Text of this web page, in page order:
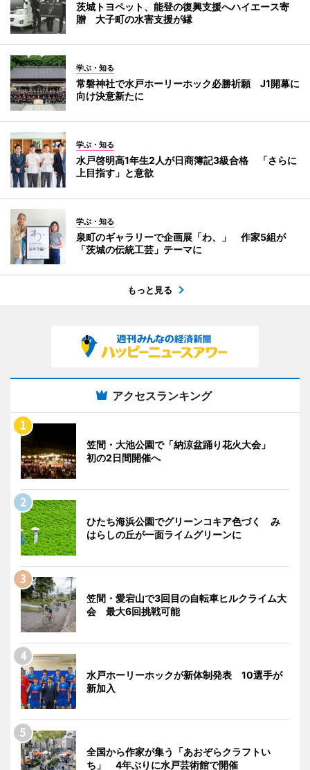
茨城トヨペット、能登の復興支援へハイエース寄
贈 大子町の水害支援が縁
学ぶ・知る
常磐神社で水戸ホーリーホック必勝祈願 J1開幕に
向け決意新たに
学ぶ・知る
水戸啓明高1年生2人が日商簿記3級合格 「さらに
上目指す」と意欲
学ぶ・知る
泉町のギャラリーで企画展「わ、」 作家5組が
「茨城の伝統工芸」テーマに
もっと見る
アクセスランキング
笠間・大池公園で「納涼盆踊り花火大会」
初の2日間開催へ
ひたち海浜公園でグリーンコキア色づく み
はらしの丘が一面ライムグリーンに
笠間・愛宕山で3回目の自転車ヒルクライム大
会 最大6回挑戦可能
水戸ホーリーホックが新体制発表 10選手が
新加入
全国から作家が集う「あおぞらクラフトい
ち」 4年ぶりに水戸芸術館で開催